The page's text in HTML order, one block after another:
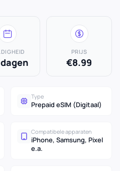
PRIJS
€8.99
Type
Prepaid eSIM (Digitaal)
Compatibele apparaten
iPhone, Samsung, Pixel
e.a.